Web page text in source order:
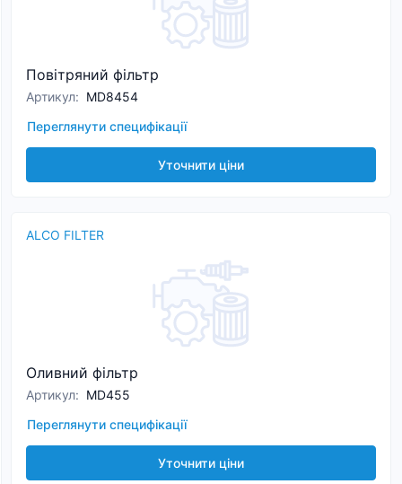
Повітряний фільтр
Артикул: MD8454
Переглянути специфікації
Уточнити ціни
ALCO FILTER
Оливний фільтр
Артикул: MD455
Переглянути специфікації
Уточнити ціни